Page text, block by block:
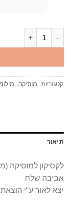
קטגוריות: מוסיקה,
תיאור
לקסיקון למוסיקה
אביבה שלח
יצא לאור ע"י הוצאת דביר, בשנת